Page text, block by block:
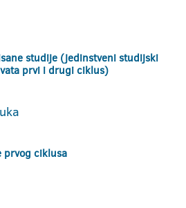
studije (jedinstveni studijski
prvi i drugi ciklus)
prvog ciklusa